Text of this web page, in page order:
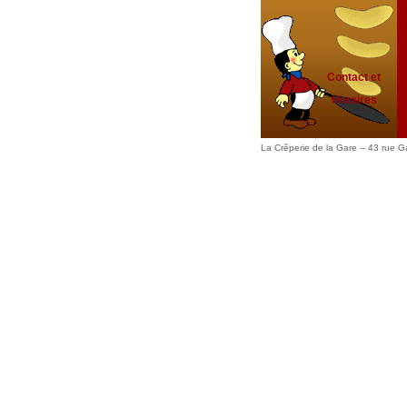
Contact et
Horaires
La Crêperie de la Gare -- 43 rue